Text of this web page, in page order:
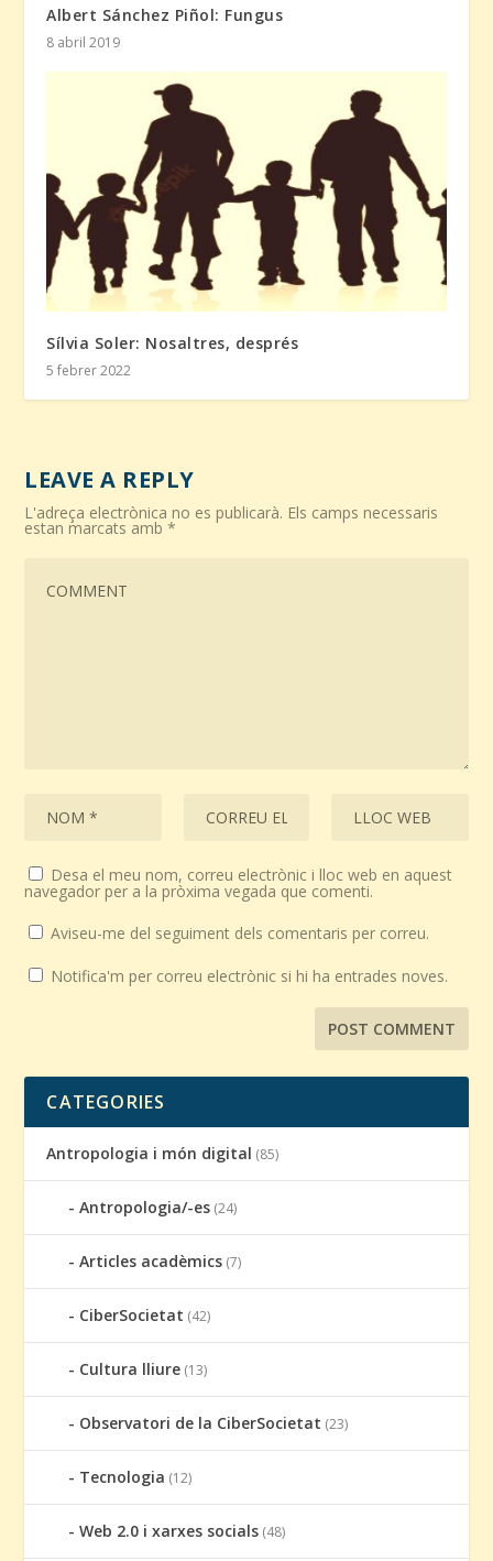
Albert Sánchez Piñol: Fungus
8 abril 2019
Sílvia Soler: Nosaltres, després
5 febrer 2022
LEAVE A REPLY
L'adreça electrònica no es publicarà. Els camps necessaris
estan marcats amb*
Desa el meu nom, correu electrònic i lloc web en aquest
navegador per a la pròxima vegada que comenti.
Aviseu-me del seguiment dels comentaris per correu.
Notifica'm per correu electrònic si hi ha entrades noves.
CATEGORIES
Antropologia i món digital (85)
Antropologia/-es (24)
Articles acadèmics (7)
CiberSocietat (42)
Cultura lliure (13)
Observatori de la CiberSocietat (23)
Tecnologia (12)
Web 2.0 i xarxes socials (48)